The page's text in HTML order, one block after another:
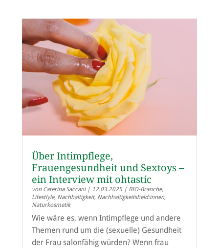
Über Intimpflege,
Frauengesundheit und Sextoys –
ein Interview mit ohtastic
von Caterina Saccani| 12.03.2025| BIO-Branche,
Lifestlyle, Nachhaltigkeit, Nachhaltigkeitsheld:innen,
Naturkosmetik
Wie wäre es, wenn Intimpflege und andere
Themen rund um die (sexuelle) Gesundheit
der Frau salonfähig würden? Wenn frau